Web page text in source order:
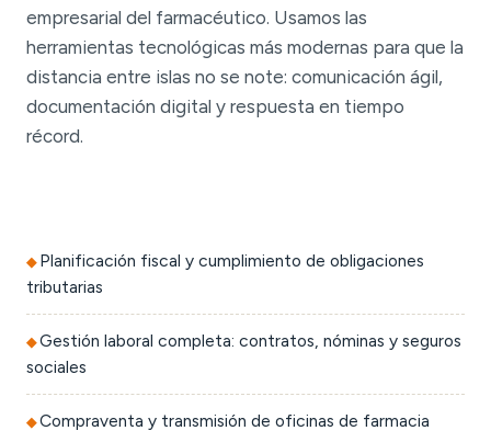
empresarial del farmacéutico. Usamos las
herramientas tecnológicas más modernas para que la
distancia entre islas no se note: comunicación ágil,
documentación digital y respuesta en tiempo
récord.
Planificación fiscal y cumplimiento de obligaciones
tributarias
Gestión laboral completa: contratos, nóminas y seguros
sociales
Compraventa y transmisión de oficinas de farmacia